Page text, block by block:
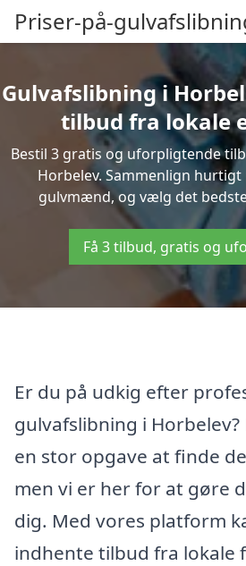
Priser-på-
Gulvafslibning i
tilbud fra lokale
Bestil 3 gratis og uforpligtende
Horbelev. Sammenlign
gulvmænd, og vælg det
Få 3 tilbud, gratis og
Er du på udkig efter
gulvafslibning i
en stor opgave at finde
men vi er her for at gøre
dig. Med vores platform
indhente tilbud fra lokale